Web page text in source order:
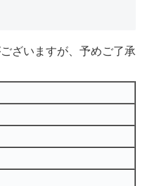
ざいますが、予めご了承